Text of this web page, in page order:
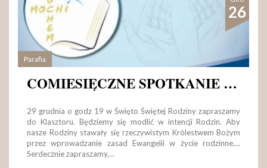
26
Parafia
COMIESIĘCZNE SPOTKANIE MODLITEWNE
29 grudnia o godz 19 w Święto Świętej Rodziny zapraszamy
do Klasztoru. Będziemy się modlić w intencji Rodzin. Aby
nasze Rodziny stawały się rzeczywistym Królestwem Bożym
przez wprowadzanie zasad Ewangelii w życie rodzinne....
Serdecznie zapraszamy,…